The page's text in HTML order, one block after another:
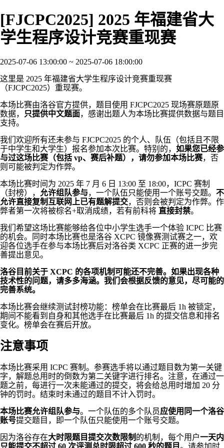
[FJCPC2025] 2025 年福建省大
学生程序设计竞赛重现赛
2025-07-06 13:00:00 ~ 2025-07-06 18:00:00
这里是 2025 年福建省大学生程序设计竞赛重现赛
（FJCPC2025）重现赛。
本场比赛由洛谷官方提供，题目使用 FJCPC2025 现场赛原题原
数据，
只提供中文题面，感谢出题人为本场比赛提供数据与题目
支持。
我们欢迎所有还未参与 FJCPC2025 的个人、队伍（包括且不限
于中学生和大学生）报名参加本次比赛。特别的， 如果您已经参
与过这场比赛（包括 vp、赛后补题），请勿参加本场比赛，否
则可能被判定为作弊。
本场比赛时间为 2025 年 7 月 6 日 13:00 至 18:00，ICPC 赛制
（封榜），
允许组队参与，一个队伍只能使用一个账号交题。 不
允许直接复制互联网上已有题解提交，否则会被判定为作弊。作
弊者第一次将被棕名+取消成绩，若有前科将 直接封禁。
我们希望这场比赛能够给各位中小学生选手一个体验 ICPC 比赛
的机会。同时本场比赛也是洛谷 XCPC 镜像赛测试赛之一，欢
迎各位选手在参与本场比赛后对洛谷类 XCPC 正赛的进一步完
善提出意见。
洛谷目前关于 XCPC 的各项机制可能还不完善。如果出现各种
技术性的问题，请多多海涵。我们会根据反馈的意见，尽可能的
完善系统。
本场比赛会继续测试封榜功能：榜单会在比赛最后 1h 被锁定，
期间不能看到自身和其他选手在比赛最后 1h 的提交信息和排名
变化。榜单会在赛后开放。
注意事项
本场比赛采用 ICPC 赛制。参赛选手将以通过题目数为第一关键
字，解题总用时的倒数为第二关键字进行排名。注意，在通过一
题之前，每进行一次未能通过的提交，将会给总用时增加 20 分
钟的罚时。结束时未通过的题目不计入罚时。
本场比赛允许组队参与。一个队伍的多个队员应使用同一个洛谷
账号提交题目，即一个队伍只能使用一个账号交题。
因为洛谷存在大时限题目提交次数限制 的机制，每个用户一天内
只能提交不超过 60 次评测总时限超过 600 秒的题目 。请参加时